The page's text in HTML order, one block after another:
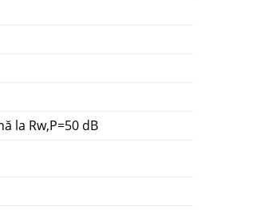
la Rw,P=50 dB